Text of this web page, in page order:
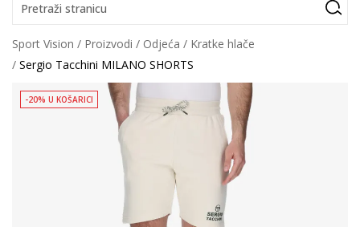
Pretraži stranicu
Sport Vision Proizvodi Odjeća
Kratke hlače
Sergio Tacchini MILANO SHORTS
-20% U KOŠARICI